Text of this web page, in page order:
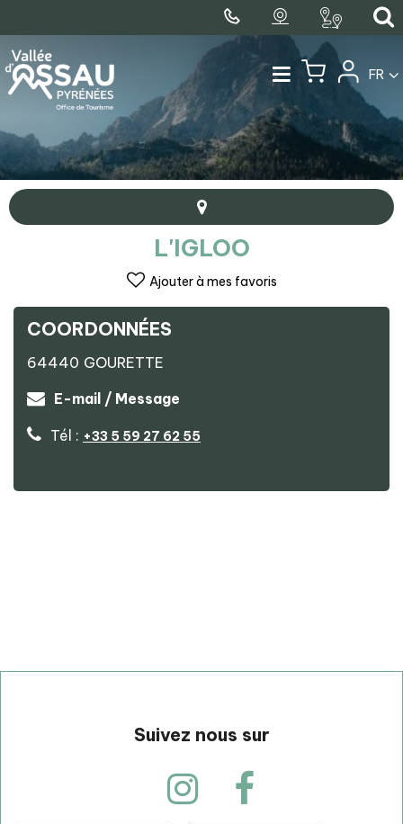
FR
L'IGLOO
Ajouter à mes favoris
COORDONNÉES
64440 GOURETTE
E-mail / Message
Tél : +33 5 59 27 62 55
−
Suivez nous sur